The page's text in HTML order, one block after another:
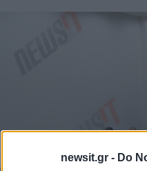
newsit.gr - Do